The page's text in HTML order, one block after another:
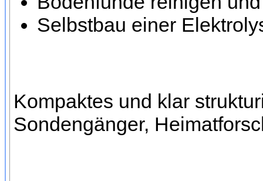
Selbstbau einer
Kompaktes und klar
Sondengänger,